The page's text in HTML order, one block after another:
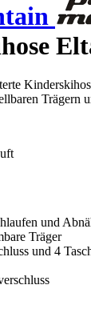
Trägern
und
Träger
und 4